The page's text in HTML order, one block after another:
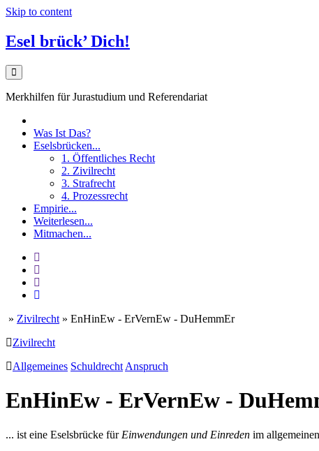
Skip to content
Esel brück’ Dich!
Merkhilfen für Jurastudium und Referendariat
Was Ist Das?
Eselsbrücken...
1. Öffentliches Recht
2. Zivilrecht
3. Strafrecht
4. Prozessrecht
Empirie...
Weiterlesen...
Mitmachen...
» Zivilrecht » EnHinEw - ErVernEw - DuHemmEr
Zivilrecht
Allgemeines Schuldrecht Anspruch
EnHinEw - ErVernEw -
... ist eine Eselsbrücke für Einwendungen und Einreden im